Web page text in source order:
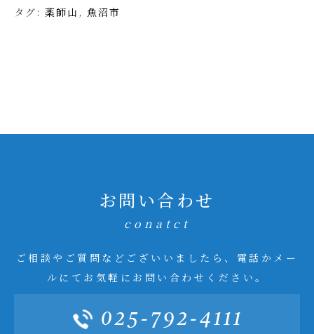
タグ: 薬師山 , 魚沼市
お問い合わせ
conatct
ご相談やご質問などございいましたら、電話かメー
ルにてお気軽にお問い合わせください。
025-792-4111